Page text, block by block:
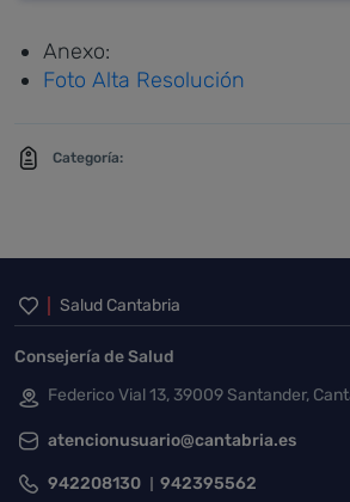
Anexo:
Foto Alta Resolución
Categoría:
Inicio del pie de
Salud Cantabria
Consejería de Salud
Federico Vial 13, 39009 Santander,
atencionusuario@cantabria.es
942208130 942395562